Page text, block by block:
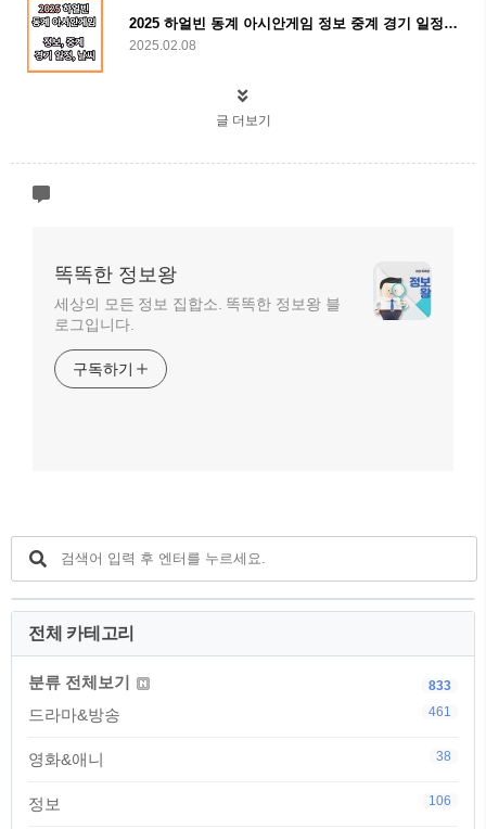
2025 하얼빈 동계 아시안게임 정보 중계 경기 일정 날씨 및 동계올림픽과 차이점
2025.02.08
글 더보기
똑똑한 정보왕
세상의 모든 정보 집합소. 똑똑한 정보왕 블
로그입니다.
구독하기
전체 카테고리
분류 전체보기 833
드라마&방송 461
영화&애니 38
정보 106